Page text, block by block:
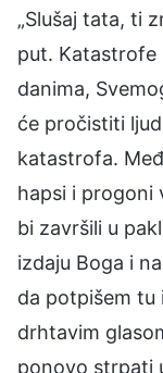
„Slušaj tata, ti
put. Katastrofe
danima,
će pročistiti
katastrofa.
hapsi i progoni
bi završili u
izdaju Boga i
da potpišem tu
drhtavim
ponovo strpati